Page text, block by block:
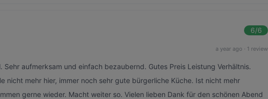
6/6
a year ago · 1 review
Sehr aufmerksam und einfach bezaubernd. Gutes Preis Leistung Verhältnis.
nicht mehr hier, immer noch sehr gute bürgerliche Küche. Ist nicht mehr
gerne wieder. Macht weiter so. Vielen lieben Dank für den schönen Abend